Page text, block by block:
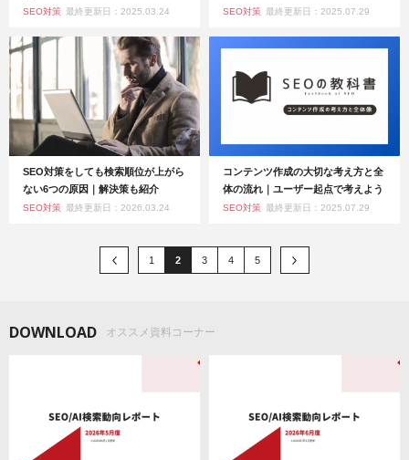
SEO対策 最終更新日：2025.03.24 SEO対策 最終更新日：2025.07.29
SEO対策をしても検索順位が上がら
ない6つの原因｜解決策も紹介
SEO対策 最終更新日：2026.03.24
コンテンツ作成の大切な考え方と全
体の流れ｜ユーザー起点で考えよう
SEO対策 最終更新日：2025.07.29
1 2 3 4 5
DOWNLOAD オススメ資料コーナー